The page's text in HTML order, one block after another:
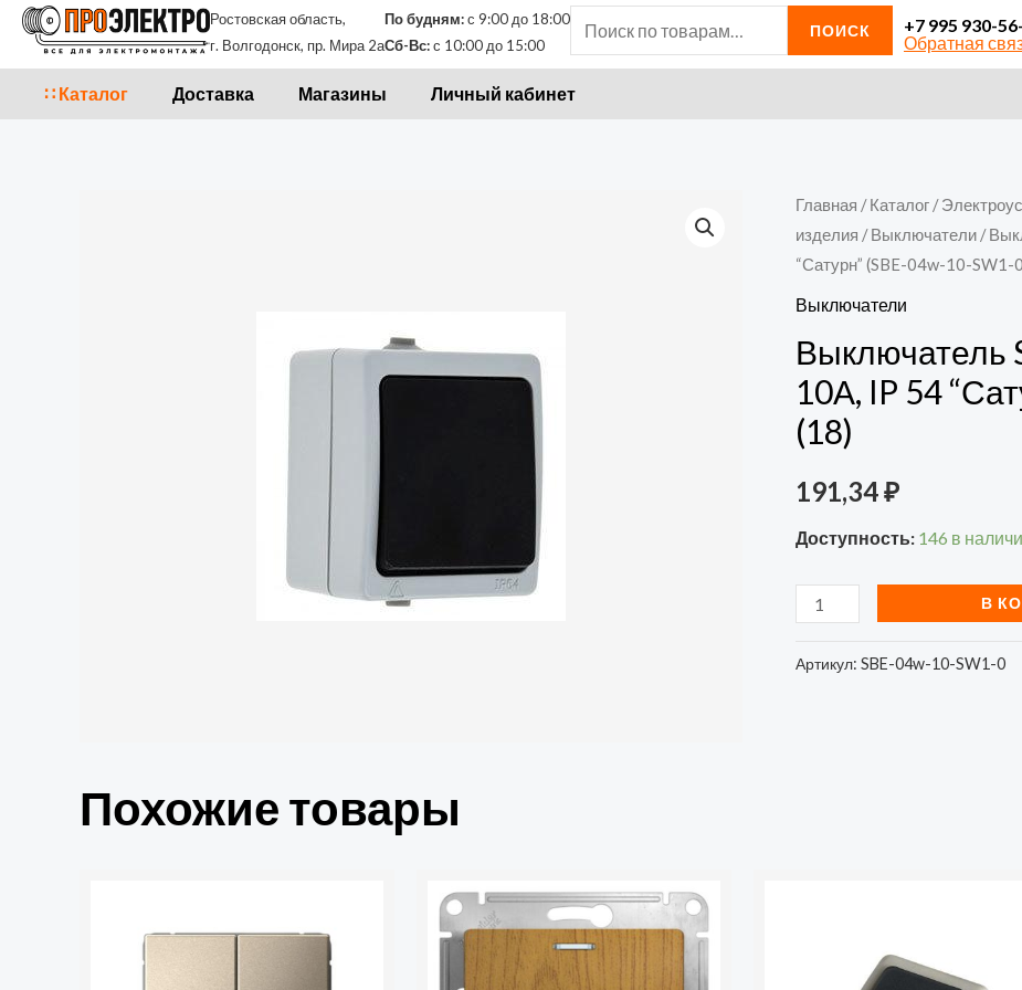
Перейти
Ростовская область,
г. Волгодонск, пр. Мира 2а
По будням:с 9:00 до 18:00
Сб-Вс:с 10:00 до 15:00
Искать: ПОИСК
+7 995 930-
Обратная
∷ Каталог Доставка Магазины Личный кабинет
Главная /Каталог /
изделия /Выключатели /
“Сатурн” (SBE-04w-10-SW1-
Выключатели
Выключатель
10А, IP 54
(18)
191,34₽
Доступность: 146 в
Количество
товара
Выключатель
Smartbuy
клавишный
10А,
IP
"Сатурн"
10-
SW1-
0)
В
Артикул: SBE-04w-10-SW1-0
Похожие товары
Выключатель